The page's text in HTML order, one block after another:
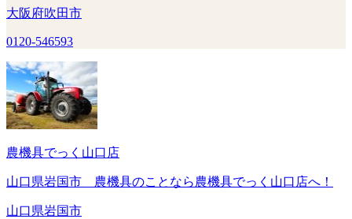
大阪府吹田市
0120-546593
農機具でっく山口店
山口県岩国市 農機具のことなら農機具でっく山口店へ！
山口県岩国市